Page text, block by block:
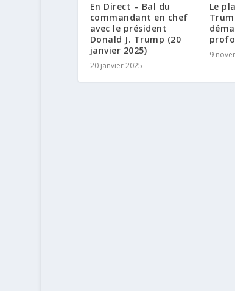
En Direct – Bal du
commandant en chef
avec le président
Donald J. Trump (20
janvier 2025)
20 janvier 2025
Le
9